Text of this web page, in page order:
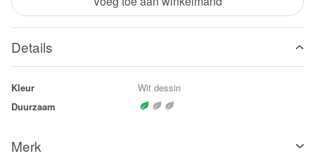
Details
Kleur
Wit dessin
Duurzaam
Merk